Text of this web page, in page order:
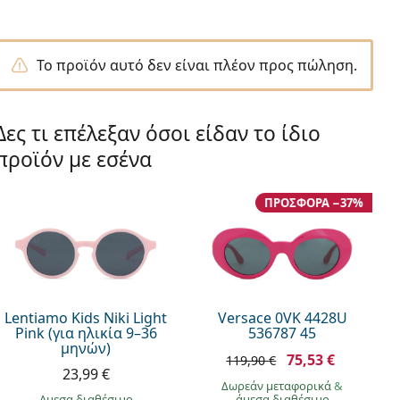
Το προϊόν αυτό δεν είναι πλέον προς πώληση.
τι επέλεξαν όσοι είδαν το ίδιο
με εσένα
Lentiamo Kids Niki Light
Pink (για ηλικία 9–36
μηνών)
23,99 €
Versace 0VK 4428U
536787 45
ΠΡΟΣΦΟΡΆ −37%
119,90 € 75,53 €
Δωρεάν μεταφορικά&